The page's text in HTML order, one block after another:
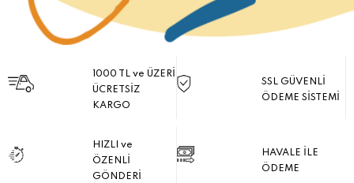
1000 TL ve ÜZERİ
ÜCRETSİZ
KARGO
SSL GÜVENLİ
ÖDEME SİSTEMİ
HIZLI ve
ÖZENLİ
GÖNDERİ
HAVALE İLE
ÖDEME